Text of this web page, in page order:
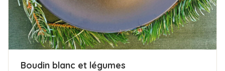
Boudin blanc et légumes